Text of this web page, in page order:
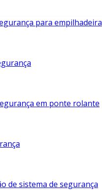
para empilhadeira
em ponte rolante
de sistema de segurança